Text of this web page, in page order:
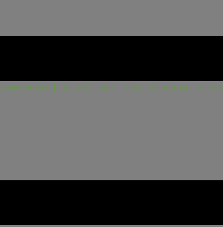
SAMOSPRÁVA OBECNÝ ÚRAD ÚRADNÁ TABUĽA